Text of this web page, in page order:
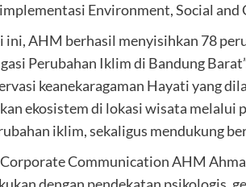
Environment, Social and
ini, AHM berhasil menyisihkan 78
Perubahan Iklim di Bandung
keanekaragaman Hayati yang
ekosistem di lokasi wisata melalui
iklim, sekaligus mendukung
Communication AHM